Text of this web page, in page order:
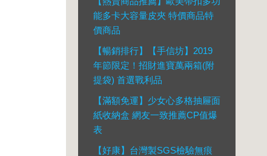
能多卡大容量皮夾 特價商品特
價商品
【暢銷排行】【手信坊】2019
年節限定！招財進寶萬兩箱(附
提袋) 首選戰利品
【滿額免運】少女心多格抽屜面
紙收納盒 網友一致推薦CP值爆
表
【好康】台灣製SGS檢驗無痕